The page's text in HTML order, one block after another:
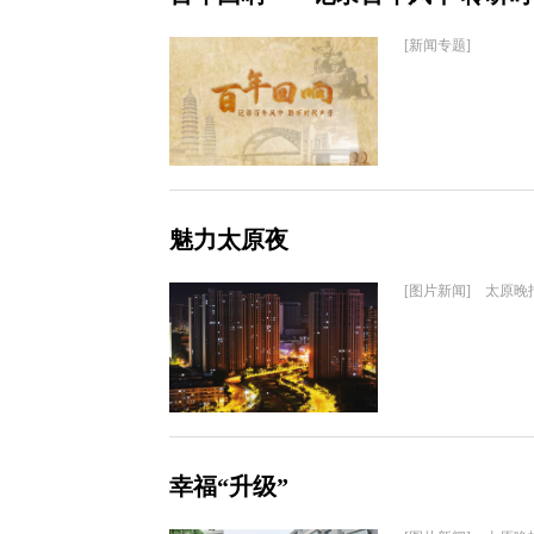
[新闻专题]
魅力太原夜
[图片新闻] 太原晚
幸福“升级”